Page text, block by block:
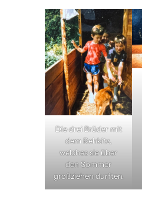
Die drei Brüder mit
dem Rehkitz,
welches sie über
den Sommer
großziehen durften.